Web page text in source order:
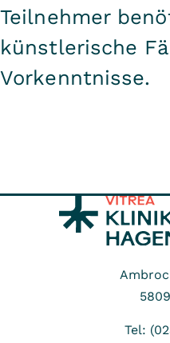
Teilnehmer
künstlerische
Vorkenntnisse.
Tel: